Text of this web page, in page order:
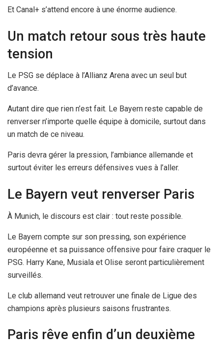
Et Canal+ s’attend encore à une énorme audience.
Un match retour sous très haute
tension
Le PSG se déplace à l’Allianz Arena avec un seul but
d’avance.
Autant dire que rien n’est fait. Le Bayern reste capable de
renverser n’importe quelle équipe à domicile, surtout dans
un match de ce niveau.
Paris devra gérer la pression, l’ambiance allemande et
surtout éviter les erreurs défensives vues à l’aller.
Le Bayern veut renverser Paris
À Munich, le discours est clair : tout reste possible.
Le Bayern compte sur son pressing, son expérience
européenne et sa puissance offensive pour faire craquer le
PSG. Harry Kane, Musiala et Olise seront particulièrement
surveillés.
Le club allemand veut retrouver une finale de Ligue des
champions après plusieurs saisons frustrantes.
Paris rêve enfin d’un deuxième